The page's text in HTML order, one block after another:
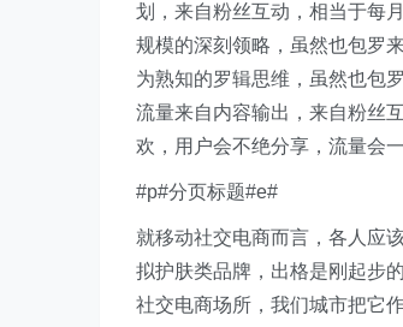
划，来自粉丝互动，相当于每
规模的深刻领略，虽然也包罗
为熟知的罗辑思维，虽然也包
流量来自内容输出，来自粉丝
欢，用户会不绝分享，流量会
#p#分页标题#e#
就移动社交电商而言，各人应
拟护肤类品牌，出格是刚起步
社交电商场所，我们城市把它